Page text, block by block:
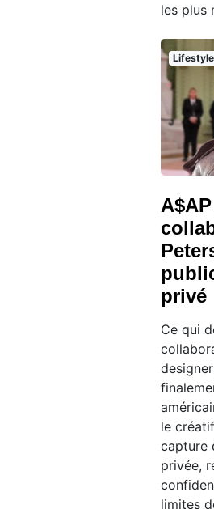
les plus
Lifestyle
privé
Ce qui
le
capture
privée,
limites